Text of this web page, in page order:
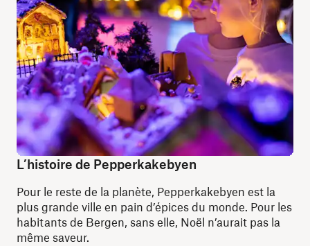
L’histoire de Pepperkakebyen
Pour le reste de la planète, Pepperkakebyen est la
plus grande ville en pain d’épices du monde. Pour les
habitants de Bergen, sans elle, Noël n’aurait pas la
même saveur.